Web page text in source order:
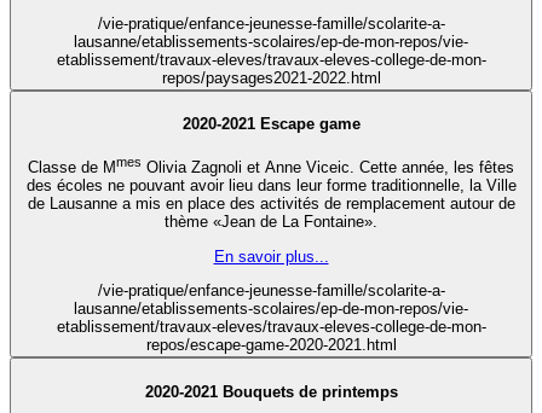
/vie-pratique/enfance-jeunesse-famille/scolarite-a-
lausanne/etablissements-scolaires/ep-de-mon-repos/vie-
etablissement/travaux-eleves/travaux-eleves-college-de-mon-
repos/paysages2021-2022.html
2020-2021 Escape game
Classe de Mmes Olivia Zagnoli et Anne Viceic. Cette année, les fêtes
des écoles ne pouvant avoir lieu dans leur forme traditionnelle, la Ville
de Lausanne a mis en place des activités de remplacement autour de
thème «Jean de La Fontaine».
En savoir plus...
/vie-pratique/enfance-jeunesse-famille/scolarite-a-
lausanne/etablissements-scolaires/ep-de-mon-repos/vie-
etablissement/travaux-eleves/travaux-eleves-college-de-mon-
repos/escape-game-2020-2021.html
2020-2021 Bouquets de printemps